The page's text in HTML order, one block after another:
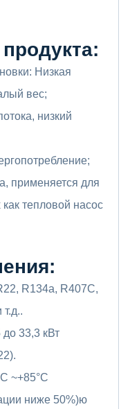
Низкая
вес;
низкий
применяется для
тепловой насос
R134a, R407C,
33,3 кВт
~+85°C
ниже 50%)ю